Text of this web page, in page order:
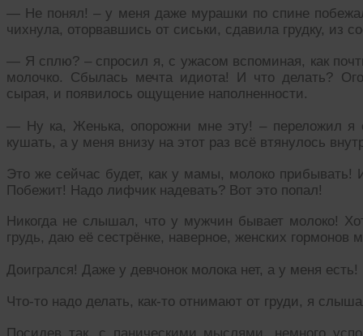
— Не понял! – у меня даже мурашки по спине
чихнула, оторвавшись от сиськи, сдавила грудку, из
— Я сплю? – спросил я, с ужасом вспоминая, как
молочко. Сбылась мечта идиота! И что делать?
сырая, и появилось ощущение наполненности.
— Ну ка, Женька, опорожни мне эту! – переложил я
кушать, а у меня внизу на этот раз всё втянулось
Это же сейчас будет, как у мамы, молоко прибывать!
Побежит! Надо лифчик надевать? Вот это попал!
Никогда не слышал, что у мужчин бывает молоко!
грудь, даю её сестрёнке, наверное, женских гормонов
Доигрался! Даже у девчонок молока нет, а у меня есть!
Что-то надо делать, как-то отнимают от груди, я
Посидев так, с паническими мыслями, немного